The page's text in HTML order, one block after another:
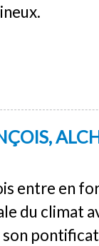
entre en
du climat